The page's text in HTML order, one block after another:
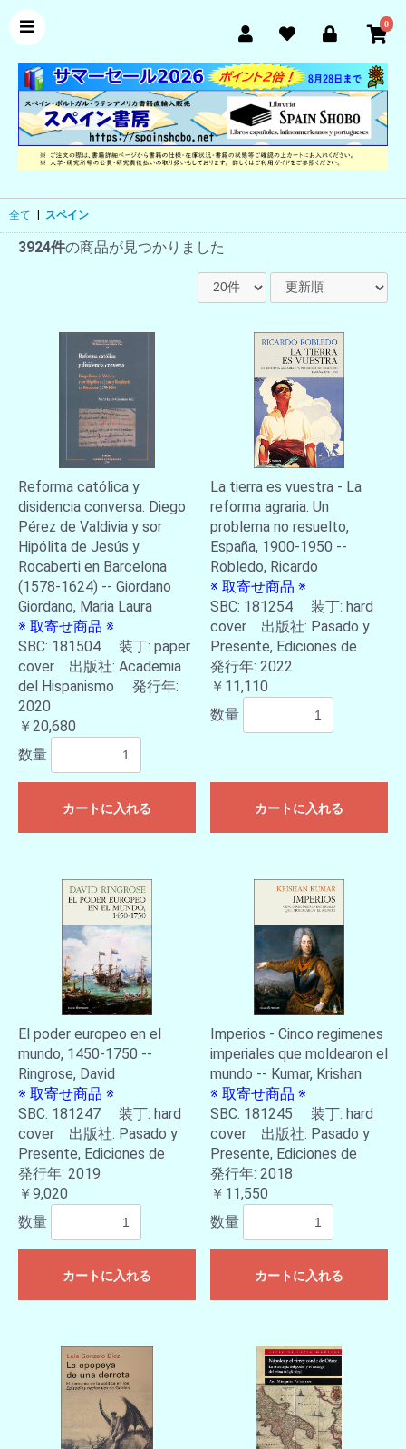
0
全て スペイン
3924件の商品が見つかりました
Reforma católica y
disidencia conversa: Diego
Pérez de Valdivia y sor
Hipólita de Jesús y
Rocaberti en Barcelona
(1578-1624) -- Giordano
Giordano, Maria Laura
※ 取寄せ商品 ※
SBC: 181504 装丁: paper
cover 出版社: Academia
del Hispanismo 発行年:
2020
￥20,680
数量
カートに入れる
La tierra es vuestra - La
reforma agraria. Un
problema no resuelto,
España, 1900-1950 --
Robledo, Ricardo
※ 取寄せ商品 ※
SBC: 181254 装丁: hard
cover 出版社: Pasado y
Presente, Ediciones de
発行年: 2022
￥11,110
数量
カートに入れる
El poder europeo en el
mundo, 1450-1750 --
Ringrose, David
※ 取寄せ商品 ※
SBC: 181247 装丁: hard
cover 出版社: Pasado y
Presente, Ediciones de
発行年: 2019
￥9,020
数量
カートに入れる
Imperios - Cinco regimenes
imperiales que moldearon el
mundo -- Kumar, Krishan
※ 取寄せ商品 ※
SBC: 181245 装丁: hard
cover 出版社: Pasado y
Presente, Ediciones de
発行年: 2018
￥11,550
数量
カートに入れる